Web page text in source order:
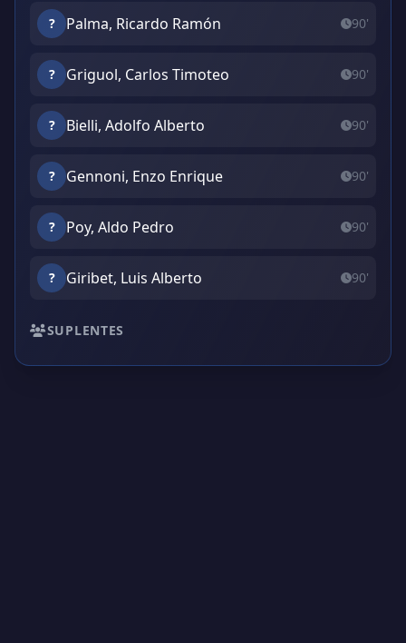
? Palma, Ricardo Ramón 90'
? Griguol, Carlos Timoteo 90'
? Bielli, Adolfo Alberto 90'
? Gennoni, Enzo Enrique 90'
? Poy, Aldo Pedro 90'
? Giribet, Luis Alberto 90'
SUPLENTES